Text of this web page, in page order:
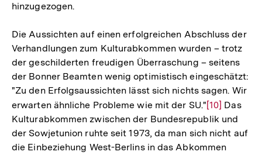
hinzugezogen.
Die Aussichten auf einen erfolgreichen Abschluss der
Verhandlungen zum Kulturabkommen wurden – trotz
der geschilderten freudigen Überraschung – seitens
der Bonner Beamten wenig optimistisch eingeschätzt:
"Zu den Erfolgsaussichten lässt sich nichts sagen. Wir
erwarten ähnliche Probleme wie mit der SU." Zur
Auflösung
der
Fußnote
[10] Das
Kulturabkommen zwischen der Bundesrepublik und
der Sowjetunion ruhte seit 1973, da man sich nicht auf
die Einbeziehung West-Berlins in das Abkommen